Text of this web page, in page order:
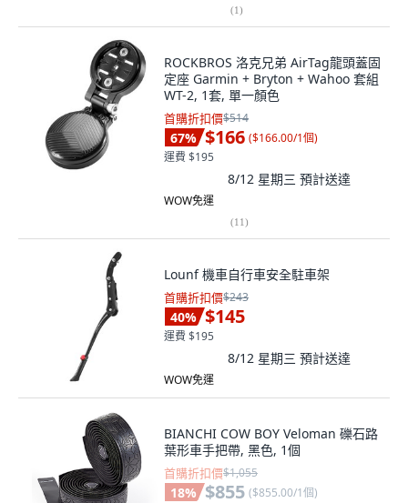
(1)
ROCKBROS 洛克兄弟 AirTag龍頭蓋固
定座 Garmin + Bryton + Wahoo 套組
WT-2, 1套, 單一顏色
首購折扣價$514
67% $166 ($166.00/1個)
運費 $195
8/12 星期三 預計送達
WOW免運
(11)
Lounf 機車自行車安全駐車架
首購折扣價$243
40% $145
運費 $195
8/12 星期三 預計送達
WOW免運
BIANCHI COW BOY Veloman 礫石路
葉形車手把帶, 黑色, 1個
首購折扣價$1,055
18% $855 ($855.00/1個)